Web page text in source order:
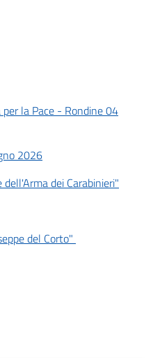
per la Pace - Rondine 04
2026
dei Carabinieri"
del Corto"